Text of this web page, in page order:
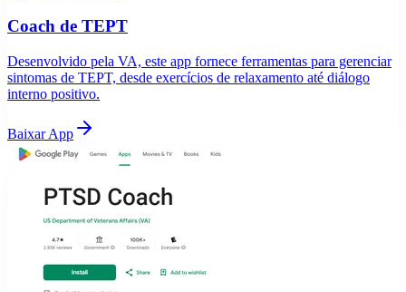
Coach de TEPT
Desenvolvido pela VA, este app fornece ferramentas para gerenciar
sintomas de TEPT, desde exercícios de relaxamento até diálogo
interno positivo.
Baixar App